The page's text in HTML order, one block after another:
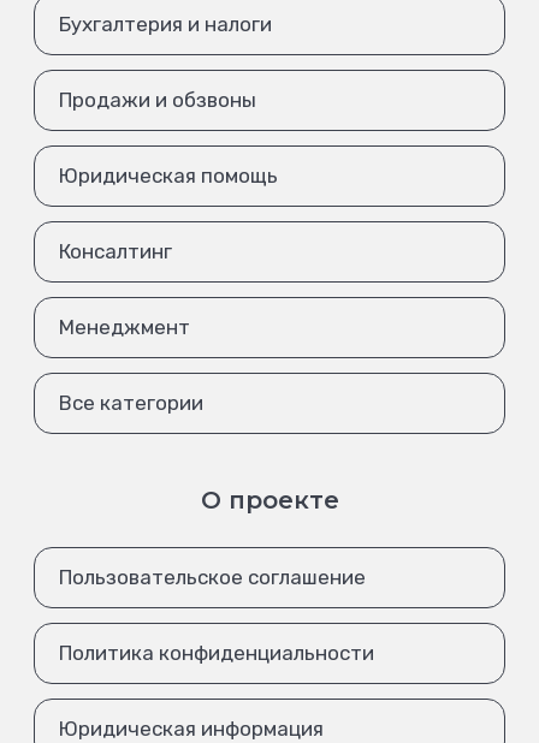
Бухгалтерия и налоги
Продажи и обзвоны
Юридическая помощь
Консалтинг
Менеджмент
Все категории
О проекте
Пользовательское соглашение
Политика конфиденциальности
Юридическая информация